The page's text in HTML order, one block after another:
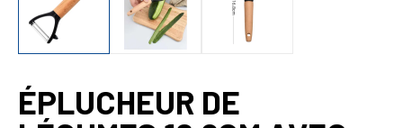
ÉPLUCHEUR DE